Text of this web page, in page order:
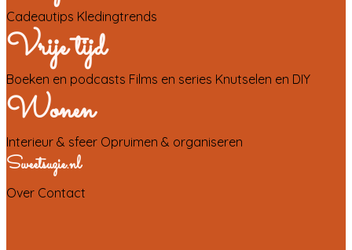
Cadeautips Kledingtrends
Vrije tijd
Boeken en podcasts Films en series Knutselen en DIY
Wonen
Interieur & sfeer Opruimen & organiseren
Sweetsuzie.nl
Over Contact